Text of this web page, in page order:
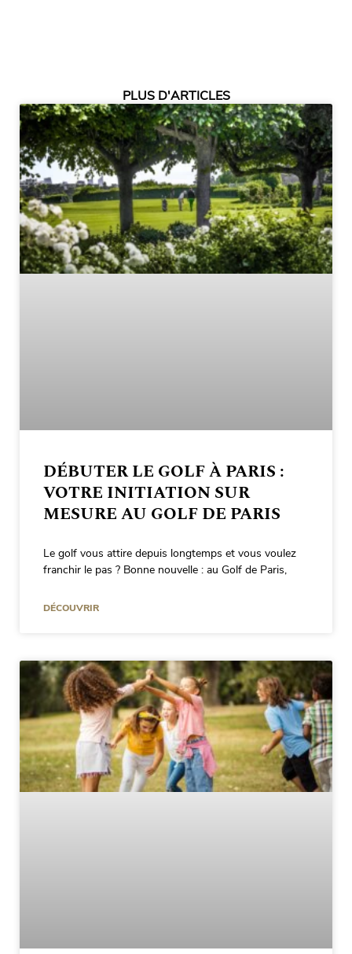
PLUS D'ARTICLES
DÉBUTER LE GOLF À PARIS :
VOTRE INITIATION SUR
MESURE AU GOLF DE PARIS
Le golf vous attire depuis longtemps et vous voulez
franchir le pas ? Bonne nouvelle : au Golf de Paris,
DÉCOUVRIR